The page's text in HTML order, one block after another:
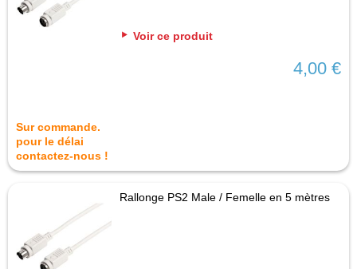
Voir ce produit
4,00 €
Sur commande.
pour le délai
contactez-nous !
Rallonge PS2 Male / Femelle en 5 mètres